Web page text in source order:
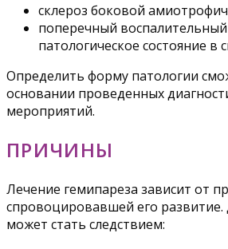
склероз боковой
поперечный
патологическое состояние в
Определить форму патологии
основании проведенных
мероприятий.
ПРИЧИНЫ
Лечение гемипареза зависит от
спровоцировавшей его
может стать следствием: